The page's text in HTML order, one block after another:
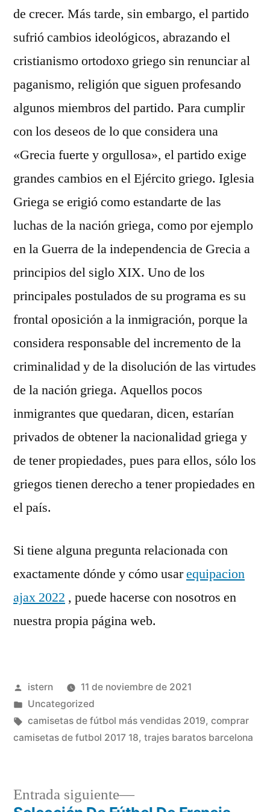
de crecer. Más tarde, sin embargo, el partido
sufrió cambios ideológicos, abrazando el
cristianismo ortodoxo griego sin renunciar al
paganismo, religión que siguen profesando
algunos miembros del partido. Para cumplir
con los deseos de lo que considera una
«Grecia fuerte y orgullosa», el partido exige
grandes cambios en el Ejército griego. Iglesia
Griega se erigió como estandarte de las
luchas de la nación griega, como por ejemplo
en la Guerra de la independencia de Grecia a
principios del siglo XIX. Uno de los
principales postulados de su programa es su
frontal oposición a la inmigración, porque la
considera responsable del incremento de la
criminalidad y de la disolución de las virtudes
de la nación griega. Aquellos pocos
inmigrantes que quedaran, dicen, estarían
privados de obtener la nacionalidad griega y
de tener propiedades, pues para ellos, sólo los
griegos tienen derecho a tener propiedades en
el país.
Si tiene alguna pregunta relacionada con
exactamente dónde y cómo usarequipacion
ajax 2022 , puede hacerse con nosotros en
nuestra propia página web.
Publicado
por
istern
11 de noviembre de 2021
Publicado
en
Uncategorized
Etiquetas:
camisetas de fútbol más vendidas 2019, comprar
camisetas de futbol 2017 18, trajes baratos barcelona
Entrada siguiente
Entrada